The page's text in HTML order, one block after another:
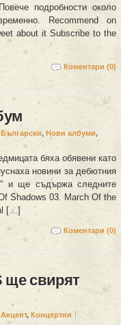
подробности около
Recommend on
about it Subscribe to the
Коментари (0)
Български, Нови албуми,
бяха обявени като
новини за дебютния
и ще съдържа следните
Shadows 03. March Оf the
[…]
Коментари (0)
ще свирят
Акцент, Концертни